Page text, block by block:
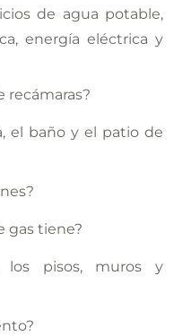
de agua potable,
energía eléctrica y
recámaras?
el baño y el patio de
gas tiene?
los pisos, muros y